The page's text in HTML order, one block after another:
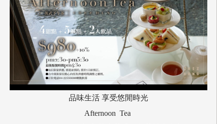
品味生活 享受悠閒時光
Afternoon Tea